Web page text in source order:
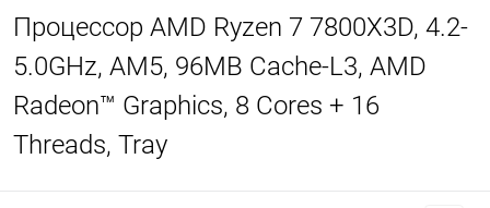
Процессор AMD Ryzen 7 7800X3D, 4.2-
5.0GHz, AM5, 96MB Cache-L3, AMD
Radeon™ Graphics, 8 Cores + 16
Threads, Tray